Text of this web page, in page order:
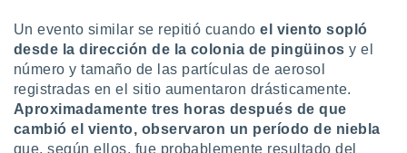
Un evento similar se repitió cuando el viento sopló
desde la dirección de la colonia de pingüinos y el
número y tamaño de las partículas de aerosol
registradas en el sitio aumentaron drásticamente.
Aproximadamente tres horas después de que
cambió el viento, observaron un período de niebla
que, según ellos, fue probablemente resultado del